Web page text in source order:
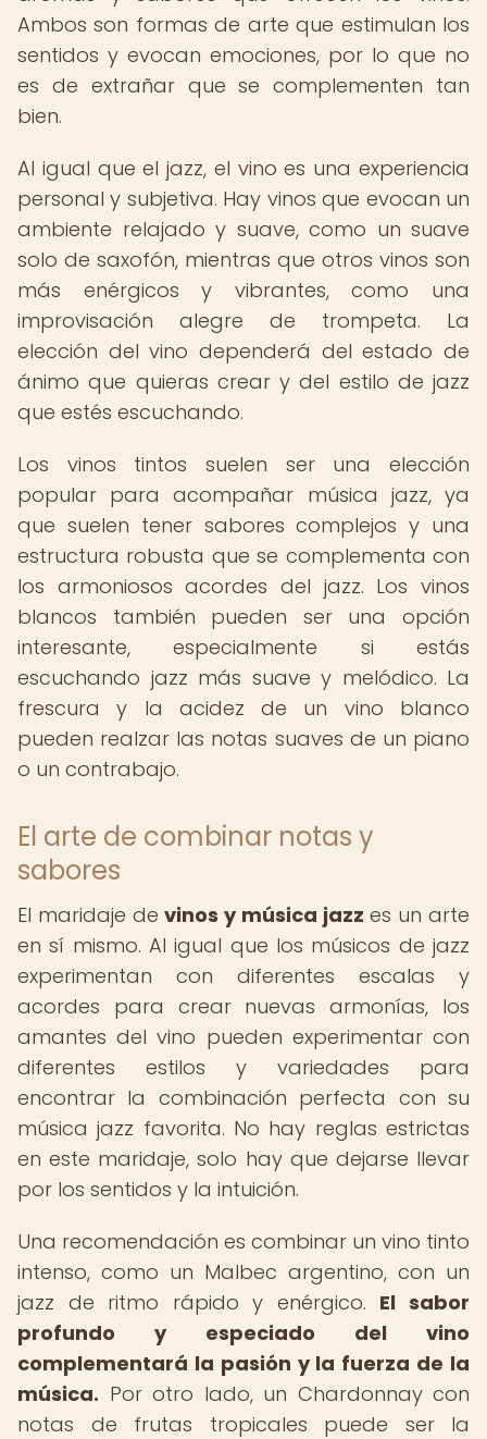
Ambos son formas de arte que estimulan los
sentidos y evocan emociones, por lo que no
es de extrañar que se complementen tan
bien.
Al igual que el jazz, el vino es una experiencia
personal y subjetiva. Hay vinos que evocan un
ambiente relajado y suave, como un suave
solo de saxofón, mientras que otros vinos son
más enérgicos y vibrantes, como una
improvisación alegre de trompeta. La
elección del vino dependerá del estado de
ánimo que quieras crear y del estilo de jazz
que estés escuchando.
Los vinos tintos suelen ser una elección
popular para acompañar música jazz, ya
que suelen tener sabores complejos y una
estructura robusta que se complementa con
los armoniosos acordes del jazz. Los vinos
blancos también pueden ser una opción
interesante, especialmente si estás
escuchando jazz más suave y melódico. La
frescura y la acidez de un vino blanco
pueden realzar las notas suaves de un piano
o un contrabajo.
El arte de combinar notas y
sabores
El maridaje devinos y música jazz es un arte
en sí mismo. Al igual que los músicos de jazz
experimentan con diferentes escalas y
acordes para crear nuevas armonías, los
amantes del vino pueden experimentar con
diferentes estilos y variedades para
encontrar la combinación perfecta con su
música jazz favorita. No hay reglas estrictas
en este maridaje, solo hay que dejarse llevar
por los sentidos y la intuición.
Una recomendación es combinar un vino tinto
intenso, como un Malbec argentino, con un
jazz de ritmo rápido y enérgico. El sabor
profundo y especiado del vino
complementará la pasión y la fuerza de la
música. Por otro lado, un Chardonnay con
notas de frutas tropicales puede ser la